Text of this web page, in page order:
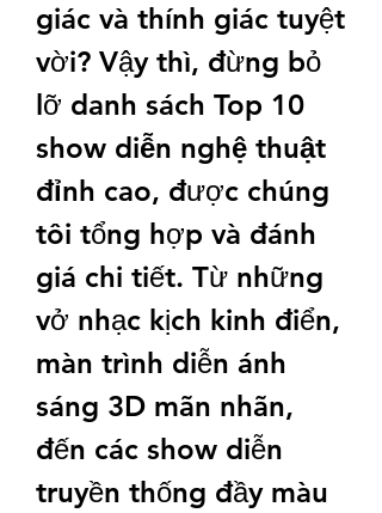
giác và thính giác tuyệt
vời? Vậy thì, đừng bỏ
lỡ danh sách Top 10
show diễn nghệ thuật
đỉnh cao, được chúng
tôi tổng hợp và đánh
giá chi tiết. Từ những
vở nhạc kịch kinh điển,
màn trình diễn ánh
sáng 3D mãn nhãn,
đến các show diễn
truyền thống đầy màu